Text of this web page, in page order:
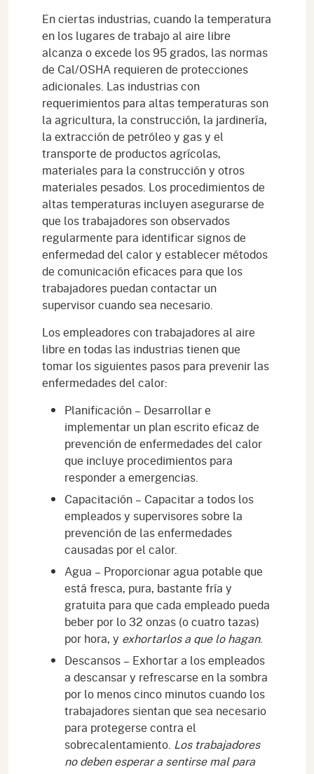
En ciertas industrias, cuando la temperatura
en los lugares de trabajo al aire libre
alcanza o excede los 95 grados, las normas
de Cal/OSHA requieren de protecciones
adicionales. Las industrias con
requerimientos para altas temperaturas son
la agricultura, la construcción, la jardinería,
la extracción de petróleo y gas y el
transporte de productos agrícolas,
materiales para la construcción y otros
materiales pesados. Los procedimientos de
altas temperaturas incluyen asegurarse de
que los trabajadores son observados
regularmente para identificar signos de
enfermedad del calor y establecer métodos
de comunicación eficaces para que los
trabajadores puedan contactar un
supervisor cuando sea necesario.
Los empleadores con trabajadores al aire
libre en todas las industrias tienen que
tomar los siguientes pasos para prevenir las
enfermedades del calor:
Planificación – Desarrollar e
implementar un plan escrito eficaz de
prevención de enfermedades del calor
que incluye procedimientos para
responder a emergencias.
Capacitación – Capacitar a todos los
empleados y supervisores sobre la
prevención de las enfermedades
causadas por el calor.
Agua – Proporcionar agua potable que
está fresca, pura, bastante fría y
gratuita para que cada empleado pueda
beber por lo 32 onzas (o cuatro tazas)
por hora, y exhortarlos a que lo hagan.
Descansos – Exhortar a los empleados
a descansar y refrescarse en la sombra
por lo menos cinco minutos cuando los
trabajadores sientan que sea necesario
para protegerse contra el
sobrecalentamiento. Los trabajadores
no deben esperar a sentirse mal para